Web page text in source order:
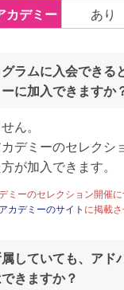
カデミー
あり
ラムに入会できる
に加入できますか
ん。
デミーのセレクシ
が加入できます。
ミーのセレクション開催
カデミーのサイト に掲載
していても、アド
きますか？